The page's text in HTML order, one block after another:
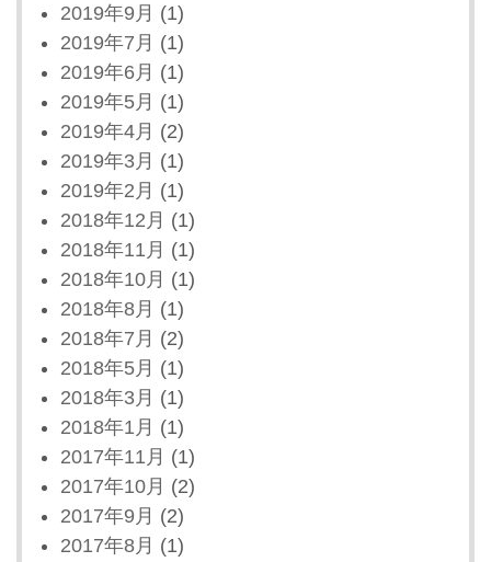
2019年9月 (1)
2019年7月 (1)
2019年6月 (1)
2019年5月 (1)
2019年4月 (2)
2019年3月 (1)
2019年2月 (1)
2018年12月 (1)
2018年11月 (1)
2018年10月 (1)
2018年8月 (1)
2018年7月 (2)
2018年5月 (1)
2018年3月 (1)
2018年1月 (1)
2017年11月 (1)
2017年10月 (2)
2017年9月 (2)
2017年8月 (1)